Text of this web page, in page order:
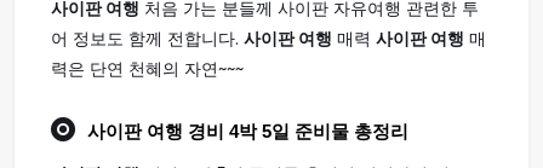
사이판 여행 처음 가는 분들께 사이판 자유여행 관련한 투
어 정보도 함께 전합니다. 사이판 여행 매력 사이판 여행 매
력은 단연 천혜의 자연~~~
사이판 여행 경비 4박 5일 준비물 총정리